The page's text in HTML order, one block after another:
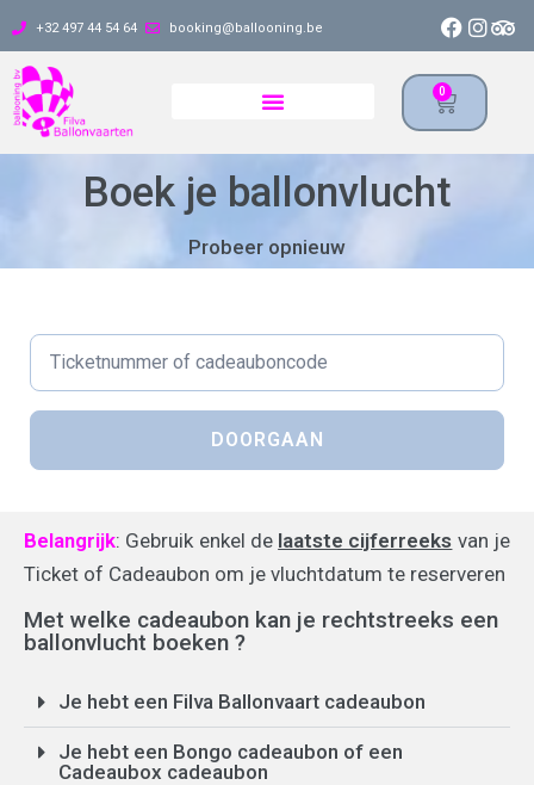
+32 497 44 54 64 booking@ballooning.be
0
Boek je ballonvlucht
Probeer opnieuw
Belangrijk: Gebruik enkel de laatste cijferreeks van je
Ticket of Cadeaubon om je vluchtdatum te reserveren
Met welke cadeaubon kan je rechtstreeks een
ballonvlucht boeken ?
Je hebt een Filva Ballonvaart cadeaubon
Je hebt een Bongo cadeaubon of een
Cadeaubox cadeaubon